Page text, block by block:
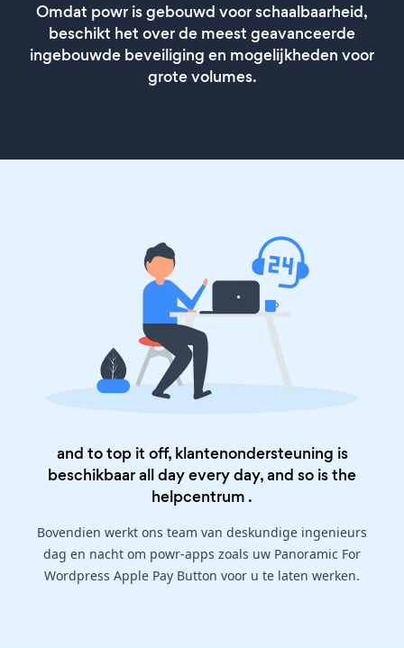
Omdat powr is gebouwd voor schaalbaarheid,
beschikt het over de meest geavanceerde
ingebouwde beveiliging en mogelijkheden voor
grote volumes.
and to top it off, klantenondersteuning is
beschikbaar all day every day, and so is the
helpcentrum .
Bovendien werkt ons team van deskundige ingenieurs
dag en nacht om powr-apps zoals uw Panoramic For
Wordpress Apple Pay Button voor u te laten werken.